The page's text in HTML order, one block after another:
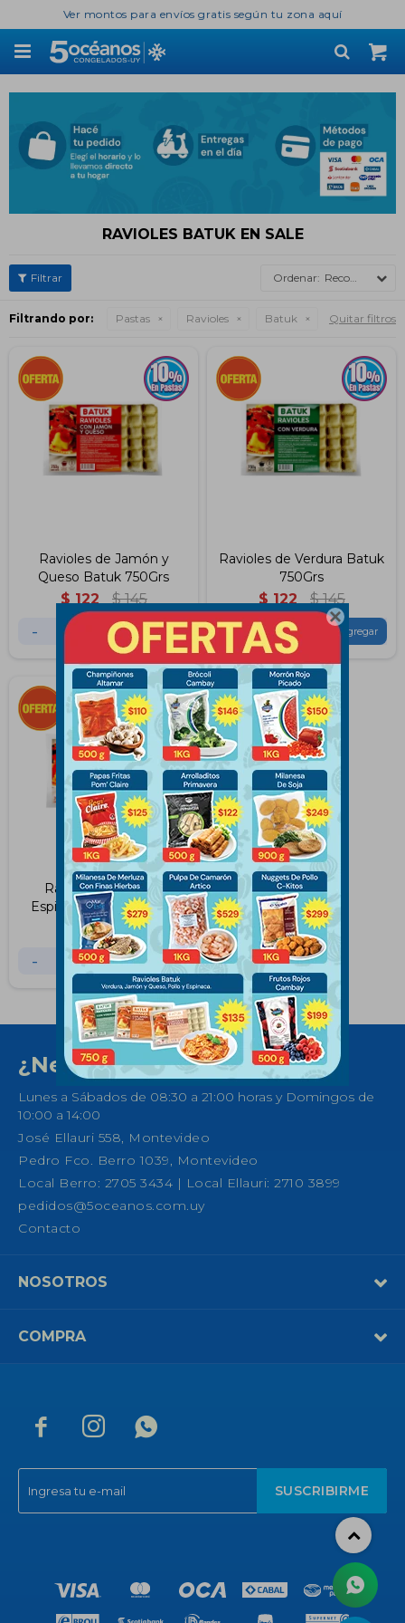

Ver montos para envíos gratis según tu zona aquí

RAVIOLES BATUK EN SALE
Recomendados
Filtrando por: Pastas Ravioles Batuk Quitar filtros
Ravioles de Jamón y
Queso Batuk 750Grs
$ 122 $ 145
- +
Ravioles de Verdura Batuk
750Grs
$ 122 $ 145
-
Ravioles de Pollo y
Espinaca Batuk 750Grs
122 $ 145
- +
  
SUSCRIBIRME
¿Necesitas ayuda?
Lunes a Sábados de 08:30 a 21:00 horas y Domingos de
10:00 a 14:00
José Ellauri 558, Montevideo
Pedro Fco. Berro 1039, Montevideo
Local Berro: 2705 3434 | Local Ellauri: 2710 3899
pedidos@5oceanos.com.uy
Contacto
NOSOTROS
COMPRA